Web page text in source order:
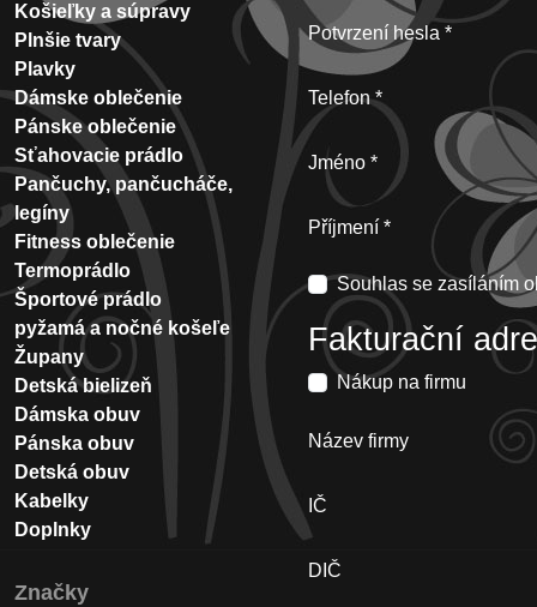
Potvrzení hesla
Telefon
Jméno
Příjmení
Souhlas se zasíláním
Fakturační
Nákup na firmu
Název firmy
IČ
DIČ
Košieľky a súpravy
Plnšie tvary
Plavky
Dámske oblečenie
Pánske oblečenie
Sťahovacie prádlo
Pančuchy, pančucháče,
legíny
Fitness oblečenie
Termoprádlo
Športové prádlo
pyžamá a nočné košeľe
Župany
Detská bielizeň
Dámska obuv
Pánska obuv
Detská obuv
Kabelky
Doplnky
Značky